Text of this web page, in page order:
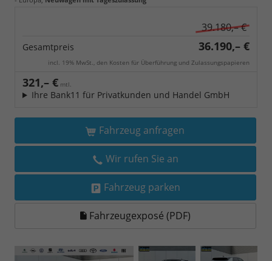
39.180,– €
Gesamtpreis 36.190,– €
incl. 19% MwSt., den Kosten für Überführung und Zulassungspapieren
321,– € mtl.
Ihre Bank11 für Privatkunden und Handel GmbH
Fahrzeug anfragen
Wir rufen Sie an
Fahrzeug parken
Fahrzeugexposé (PDF)